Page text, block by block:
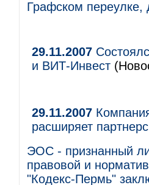
Графском переулке,
29.11.2007
и ВИТ-Инвест
29.11.2007
расширяет
ЭОС - признанный
правовой и
"Кодекс-Пермь"